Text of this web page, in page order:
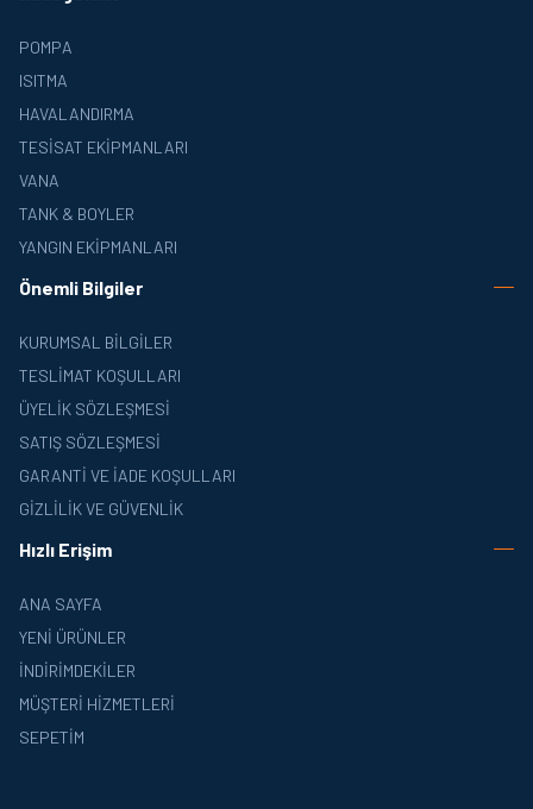
POMPA
ISITMA
HAVALANDIRMA
TESISAT EKIPMANLARI
VANA
TANK & BOYLER
YANGIN EKIPMANLARI
Önemli Bilgiler
KURUMSAL BILGILER
TESLIMAT KOŞULLARI
ÜYELIK SÖZLEŞMESI
SATIŞ SÖZLEŞMESI
GARANTI VE İADE KOŞULLARI
GIZLILIK VE GÜVENLIK
Hızlı Erişim
ANA SAYFA
YENI ÜRÜNLER
İNDIRIMDEKILER
MÜŞTERI HIZMETLERI
SEPETIM